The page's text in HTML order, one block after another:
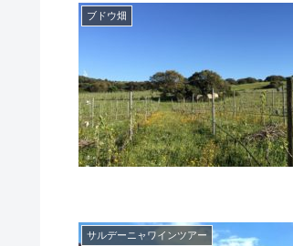
ブドウ畑
サルデーニャワインツアー